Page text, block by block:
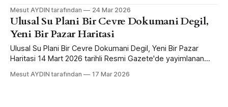
Sertifikası Düzenlenmesi Hakkında Yönetmelik, tek bir
kelime eklenmesiyle tamamen farklı bir anlam kazandı:
"almak isteyen" ifadesinin yanına "ve/veya almak zorunda
olan&
Mesut AYDIN tarafından 24 Mar 2026
Ulusal Su Plani Bir Cevre Dokumani Degil,
Yeni Bir Pazar Haritasi
Ulusal Su Plani Bir Cevre Dokumani Degil, Yeni Bir Pazar
Haritasi 14 Mart 2026 tarihli Resmi Gazete'de yayimlanan
onaylandi. Cogu kisi bu tur metinleri ayni gozle okur: * kamu
Mesut AYDIN tarafından 17 Mar 2026